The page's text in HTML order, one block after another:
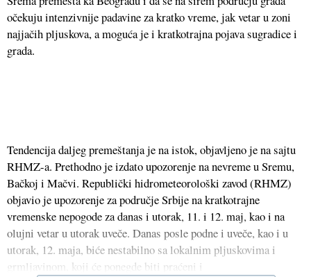
očekuju intenzivnije padavine za kratko vreme, jak vetar u zoni
najjačih pljuskova, a moguća je i kratkotrajna pojava sugradice i
grada.
Tendencija daljeg premeštanja je na istok, objavljeno je na sajtu
RHMZ-a. Prethodno je izdato upozorenje na nevreme u Sremu,
Bačkoj i Mačvi. Republički hidrometeorološki zavod (RHMZ)
objavio je upozorenje za područje Srbije na kratkotrajne
vremenske nepogode za danas i utorak, 11. i 12. maj, kao i na
olujni vetar u utorak uveče. Danas posle podne i uveče, kao i u
utorak, 12. maja, biće nestabilno sa lokalnim pljuskovima i
grmljavinom, koji će ponegde biti praćeni i